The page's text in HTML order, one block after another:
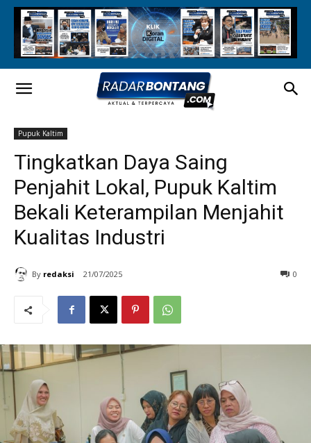
Pupuk Kaltim
Tingkatkan Daya Saing
Penjahit Lokal, Pupuk Kaltim
Bekali Keterampilan Menjahit
Kualitas Industri
By redaksi 21/07/2025 0